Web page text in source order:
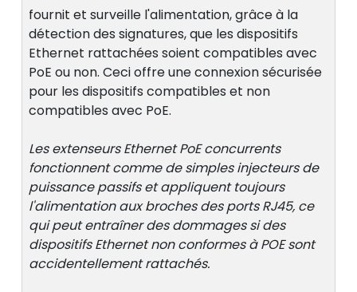
fournit et surveille l'alimentation, grâce à la
détection des signatures, que les dispositifs
Ethernet rattachées soient compatibles avec
PoE ou non. Ceci offre une connexion sécurisée
pour les dispositifs compatibles et non
compatibles avec PoE.
Les extenseurs Ethernet PoE concurrents
fonctionnent comme de simples injecteurs de
puissance passifs et appliquent toujours
l'alimentation aux broches des ports RJ45, ce
qui peut entraîner des dommages si des
dispositifs Ethernet non conformes à POE sont
accidentellement rattachés.